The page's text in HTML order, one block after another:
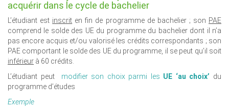
acquérir dans le cycle de bachelier
L’étudiant est inscrit en fin de programme de bachelier ; son PAE
comprend le solde des UE du programme du bachelier dont il n’a
pas encore acquis et/ou valorisé les crédits correspondants ; son
PAE comportant le solde des UE du programme, il se peut qu’il soit
inférieur à 60 crédits.
L’étudiant peut modifier son choix parmi les UE ‘au choix’ du
programme d’études
Exemple